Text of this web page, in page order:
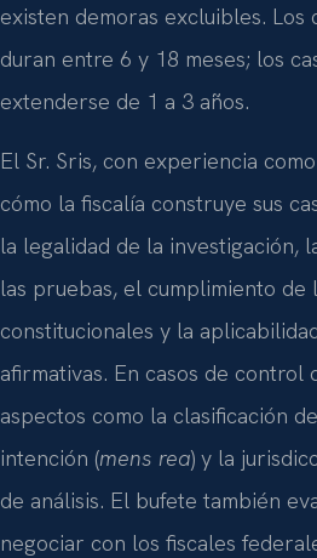
existen demoras excluibles. Los
duran entre 6 y 18 meses; los
extenderse de 1 a 3 años.
El Sr. Sris, con experiencia
cómo la fiscalía construye sus
la legalidad de la investigación,
las pruebas, el cumplimiento de
constitucionales y la
afirmativas. En casos de control
aspectos como la clasificación
intención (mens rea) y la
de análisis. El bufete también
negociar con los fiscales